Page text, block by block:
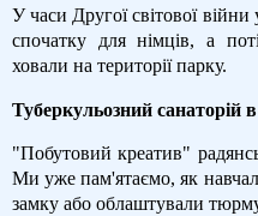
У часи Другої світової
спочатку для німців, а
ховали на території парку.
Туберкульозний санаторій
"Побутовий креатив"
Ми уже пам'ятаємо, як
замку або облаштували